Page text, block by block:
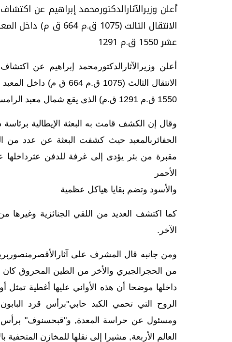
أعلن وزيرالآثارالدكتورمحمد إبراهيم عن
الانتقال الثالث
عشر 1550 ق.م 1291
أعلن وزيرالآثارالدكتورمحمد إبراهيم عن
الانتقال الثالث (1075
1550 ق.م 1291 ق.م) الذى يقع شمال معبد الرامسيوم الشهيربالبرالغربي بمحافظة الأقصر.
وقال إن الكشف قامت به البعثة الإيطالية برئاسة
الحفائربالمعبد حيث كشفت البعثة عن عدد من
مقبرة من بئر يؤدى إلى غرفة للدفن عثرداخلها
الأحمر
والأسود وتضم بقايا هياكل عظمية
كما اكتشف العديد من اللقي الجنائزية وغيرها
الآخر.
من الحجرالجيري والأخر من الطين المحروق
داخلها موضحا أن هذه الأواني عليها أغطية
الروح التي تحمي الكبد حابي"برأس قرد
ومسئول عن حراسة المعدة, و"قبحسنوف" برأس
العالم الأربعة, مشيرا إلى نقلها للمخازن المتحفية
وتحديات هائلة
الخميس، 30 يوليو 2026 01:09 م
موجات الطقس الساخنة.. لماذا تحدث وكيف